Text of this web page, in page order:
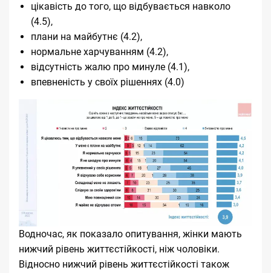
цікавість до того, що відбувається навколо
(4.5),
плани на майбутнє (4.2),
нормальне харчуванням (4.2),
відсутність жалю про минуле (4.1),
впевненість у своїх рішеннях (4.0)
Водночас, як показало опитування, жінки мають
нижчий рівень життєстійкості, ніж чоловіки.
Відносно нижчий рівень життєстійкості також